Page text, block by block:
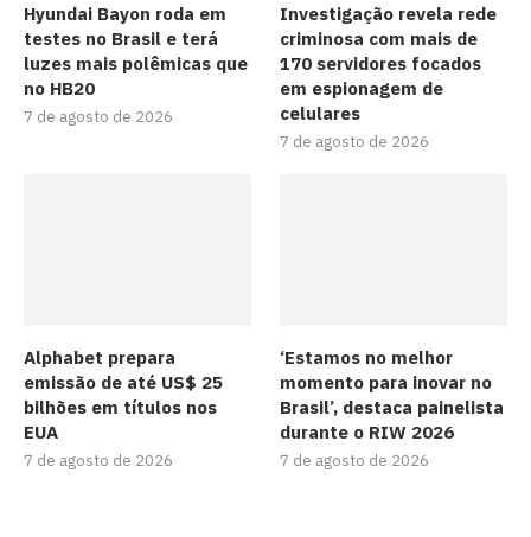
Hyundai Bayon roda em
testes no Brasil e terá
luzes mais polêmicas que
no HB20
7 de agosto de 2026
Investigação revela rede
criminosa com mais de
170 servidores focados
em espionagem de
celulares
7 de agosto de 2026
Alphabet prepara
emissão de até US$ 25
bilhões em títulos nos
EUA
7 de agosto de 2026
‘Estamos no melhor
momento para inovar no
Brasil’, destaca painelista
durante o RIW 2026
7 de agosto de 2026